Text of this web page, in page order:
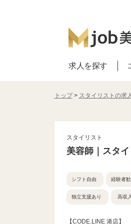
求人を探す
トップ> スタイリストの求
スタイリスト
美容師｜スタ
シフト自由 経験者
独立支援あり 高収入
【CODE.LINE 港店】